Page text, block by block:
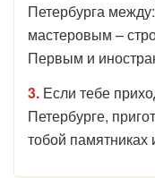
Петербурга
мастеровым –
Первым и
3. Если тебе
Петербурге,
тобой памятниках